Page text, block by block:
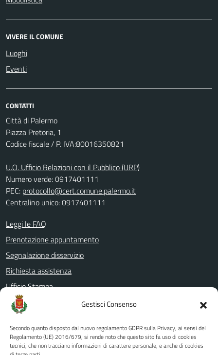
Gestisci Consenso
Secondo quanto disposto dal nuovo regolamento GDPR sulla Privacy, ai sensi del
Regolamento (UE) 2016/679, si rende noto che questo sito fa uso di cookies
tecnici, che non tracciano informazioni di carattere personale, e anche di cookies
VIVERE IL COMUNE
Luoghi
Eventi
CONTATTI
Città di Palermo
Piazza Pretoria, 1
Codice fiscale / P. IVA:80016350821
U.O. Ufficio Relazioni con il Pubblico (URP)
Numero verde: 0917401111
PEC: protocollo@cert.comune.palermo.it
Centralino unico: 0917401111
Leggi le FAQ
Prenotazione appuntamento
Segnalazione disservizio
Richiesta assistenza
Ufficio Stampa
Amministrazione Trasparente
Albo pretorio
Informativa privacy
Note legali